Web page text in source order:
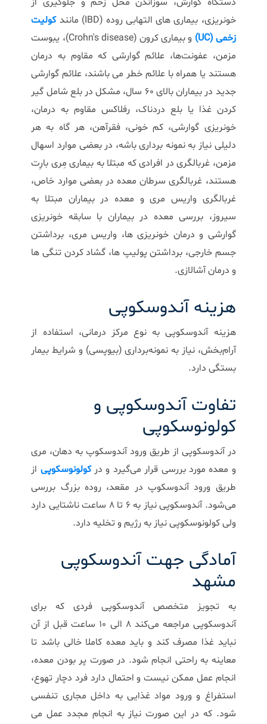
خونریزی، بیماری های التهابی روده (IBD) مانند
کولیت
زخمی (UC)
و بیماری کرون (Crohn's disease)، یبوست
مزمن، عفونت‌ها، علائم گوارشی که مقاوم به درمان
هستند یا همراه با علائم خطر می باشند، علائم گوارشی
جدید در بیماران بالای 60 سال، مشکل در بلع شامل گیر
کردن غذا یا بلع دردناک، رفلاکس مقاوم به درمان،
خونریزی گوارشی، کم خونی، فقرآهن، هر گاه به هر
دلیلی نیاز به نمونه برداری باشه، در بعضی موارد اسهال
مزمن، غربالگری در افرادی که مبتلا به بیماری مِری بارِت
هستند، غربالگری سرطان معده در بعضی موارد خاص،
غربالگری واریس مری و معده در بیماران مبتلا به
سیروز، بررسی معده در بیماران با سابقه خونریزی
گوارشی و درمان خونریزی ها، واریس مری، برداشتن
جسم خارجی، برداشتن پولیپ ها، گشاد کردن تنگی ها
و درمان آشالازی.
هزینه آندوسکوپی
هزینه آندوسکوپی به نوع مرکز درمانی، استفاده از
آرام‌بخش، نیاز به نمونه‌برداری (بیوپسی) و شرایط بیمار
بستگی دارد.
تفاوت آندوسکوپی و
کولونوسکوپی
درآندوسکوپی از طریق ورود آندوسکوپ به دهان، مری
و معده مورد بررسی قرار می‌گیرد و درکولونوسکوپی از
طریق ورود آندوسکوپ در مقعد، روده بزرگ بررسی
می‌شود. آندوسکوپی نیاز به 6 تا 8 ساعت ناشتایی دارد
ولی کولونوسکوپی نیاز به رژیم و تخلیه دارد.
آمادگی جهت آندوسکوپی
مشهد
به تجویز متخصص آندوسکوپی فردی که برای
آندوسکوپی مراجعه می‌کند ۸ الی ۱۰ ساعت قبل از آن
نباید غذا مصرف کند و باید معده کاملا خالی باشد تا
معاینه به راحتی انجام شود. در صورت پر بودن معده،
انجام عمل ممکن نیست و احتمال دارد فرد دچار تهوع،
استفراغ و ورود مواد غذایی به داخل مجاری تنفسی
شود. که در این صورت نیاز به انجام مجدد عمل می